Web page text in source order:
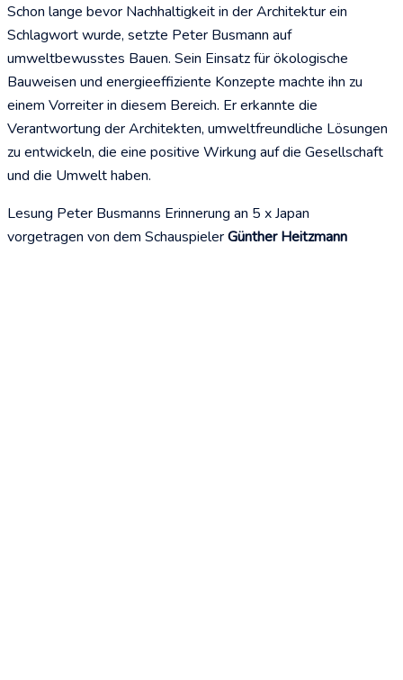
Schon lange bevor Nachhaltigkeit in der Architektur ein
Schlagwort wurde, setzte Peter Busmann auf
umweltbewusstes Bauen. Sein Einsatz für ökologische
Bauweisen und energieeffiziente Konzepte machte ihn zu
einem Vorreiter in diesem Bereich. Er erkannte die
Verantwortung der Architekten, umweltfreundliche Lösungen
zu entwickeln, die eine positive Wirkung auf die Gesellschaft
und die Umwelt haben.
Lesung Peter Busmanns Erinnerung an 5 x Japan
vorgetragen von dem SchauspielerGünther Heitzmann